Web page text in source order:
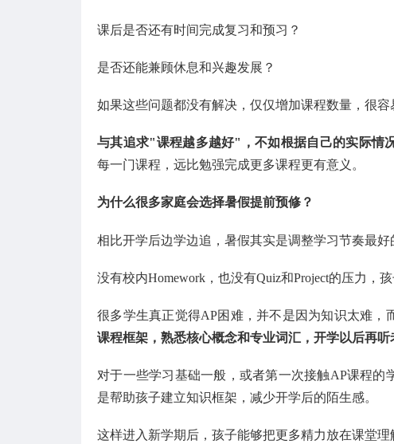
课后是否还有时间完成复习和预习？
是否还能兼顾休息和兴趣发展？
如果这些问题都没有解决，仅仅增加课程数量，很容
与其追求"课程越多越好"，不如根据自己的实际情
每一门课程，远比勉强完成更多课程更有意义。
为什么很多家庭会选择暑假提前预修？
相比开学后边学边追，暑假其实是调整学习节奏最好
没有校内Homework，也没有Quiz和Project的压力，
很多学生真正觉得AP困难，并不是因为知识太难，
课程框架，熟悉核心概念和专业词汇，开学以后再听
对于一些学习基础一般，或者第一次接触AP课程
是帮助孩子建立知识框架，减少开学后的陌生感。
这样进入新学期后，孩子能够把更多精力放在课堂